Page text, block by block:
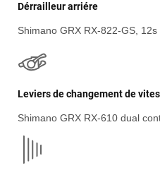
Dérrailleur arriére
Shimano GRX RX-822-GS, 12s
Leviers de changement de
Shimano GRX RX-610 dual